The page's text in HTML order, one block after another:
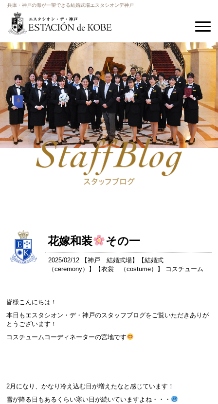
兵庫・神戸の海が一望できる結婚式場エスタシオンデ神戸
花嫁和装 その一
2025/02/12 【神戸 結婚式場】【結婚式
（ceremony）
】【衣裳 （costume） 】 コスチューム
皆様こんにちは！
本日もエスタシオン・デ・神戸のスタッフブログをご覧いただきありが
とうございます！
コスチュームコーディネーターの宮地です
2月になり、かなり冷え込む日が増えたなと感じています！
雪が降る日もあるくらい寒い日が続いていますよね・・・